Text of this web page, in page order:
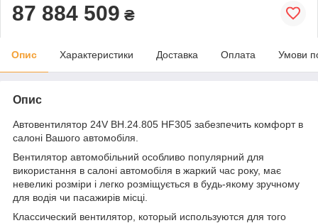
87 884 509 ₴
Опис Характеристики Доставка Оплата Умови
Опис
Автовентилятор 24V BH.24.805 HF305 забезпечить комфорт в
салоні Вашого автомобіля.
Вентилятор автомобільний особливо популярний для
використання в салоні автомобіля в жаркий час року, має
невеликі розміри і легко розміщується в будь-якому зручному
для водія чи пасажирів місці.
Классический вентилятор, который используются для того